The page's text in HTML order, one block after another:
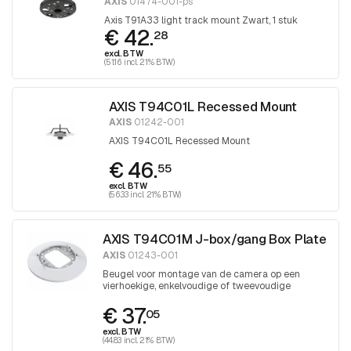
Axis T91A33 light track mount Zwart, 1 stuk
€ 42.28
excl. BTW
(51.16 incl. 21% BTW)
AXIS T94C01L Recessed Mount
AXIS01242-001
AXIS T94C01L Recessed Mount
€ 46.55
excl. BTW
(56.33 incl. 21% BTW)
AXIS T94C01M J-box/gang Box Plate
AXIS 01243-001
Beugel voor montage van de camera op een
vierhoekige, enkelvoudige of tweevoudige
€ 37.05
excl. BTW
(44.83 incl. 21% BTW)